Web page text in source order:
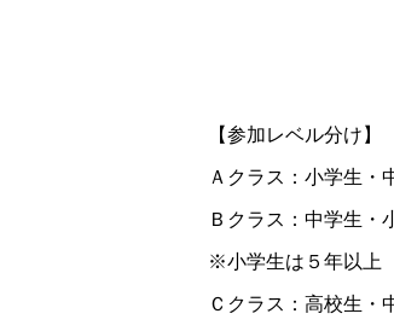
Ⓑ中学生
※小学生
【参加レベル分け】
Ａクラス：小学生・
Ｂクラス：中学生・
※小学生は５年以上
Ｃクラス：高校生・